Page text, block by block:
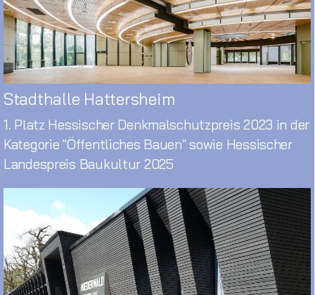
Stadthalle Hattersheim
1. Platz Hessischer Denkmalschutzpreis 2023 in der
Kategorie "Öffentliches Bauen" sowie Hessischer
Landespreis Baukultur 2025